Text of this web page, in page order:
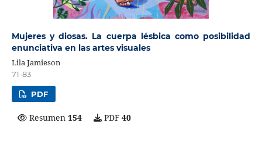
Mujeres y diosas. La cuerpa lésbica como posibilidad
enunciativa en las artes visuales
Lila Jamieson
71-83
PDF
Resumen 154 PDF 40